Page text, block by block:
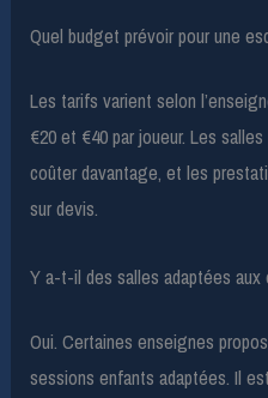
Quel budget prévoir pour une
Les tarifs varient selon
€20 et €40 par joueur. Les
coûter davantage, et les
sur devis.
Y a-t-il des salles adaptées aux
Oui. Certaines enseignes
sessions enfants adaptées. Il